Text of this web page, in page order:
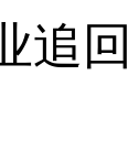
追